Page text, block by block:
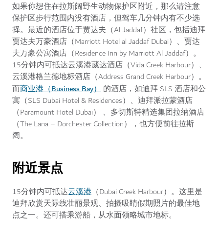
如果你想住在拉斯阔野生动物保护区附近，那么请注意
保护区步行范围内没有酒店，但驾车几分钟内有不少选
择。最近的酒店位于贾达夫（Al Jaddaf）社区，包括迪拜
贾达夫万豪酒店（Marriott Hotel al Jaddaf Dubai）、贾达
夫万豪公寓酒店（Residence Inn by Marriott Al Jaddaf）。
15分钟内可抵达云溪港葳达酒店（Vida Creek Harbour）、
云溪港格兰德地标酒店（Address Grand Creek Harbour）。
而商业港（Business Bay） 的酒店，如迪拜 SLS 酒店和公
寓（SLS Dubai Hotel & Residences）、迪拜派拉蒙酒店
（Paramount Hotel Dubai） 、多切斯特精选集团拉纳酒店
（The Lana – Dorchester Collection），也方便前往拉斯
阔。
附近景点
15分钟内可抵达云溪港 （Dubai Creek Harbour）。这里是
迪拜欣赏天际线壮丽景观、拍摄吸睛假期照片的最佳地
点之一。还可搭乘游船，从水面领略城市地标。